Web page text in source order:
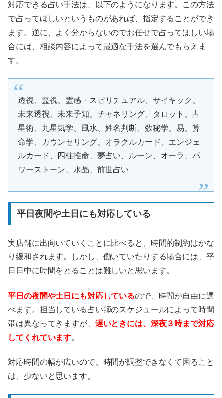
対応できる占い手法は、以下のようになります。この方法
で占ってほしいというものがあれば、指定することができ
ます。逆に、よく分からないのでお任せで占ってほしい場
合には、相談内容によって最適な手法を選んでもらえま
す。
透視、霊視、霊感・スピリチュアル、サイキック、
未来透視、未来予知、チャネリング、タロット、占
星術、九星気学、風水、姓名判断、数秘学、易、算
命学、カウンセリング、オラクルカード、エンジェ
ルカード、四柱推命、夢占い、ルーン、オーラ、パ
ワーストーン、水晶、前世占い
平日夜間や土日にも対応している
実店舗に出向いていくことに比べると、時間的制約はかな
り緩和されます。しかし、働いていたりする場合には、平
日日中に時間をとることは難しいと思います。
平日の夜間や土日にも対応しているので、時間が自由に選
べます。担当している占い師のスケジュールによって時間
帯は異なってきますが、 遅いときには、深夜３時まで対応
してくれています。
対応時間の幅が広いので、時間が調整できなくて困ること
は、少ないと思います。